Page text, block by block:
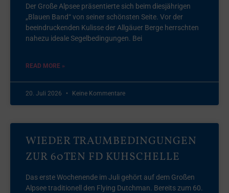
Der Große Alpsee präsentierte sich beim diesjährigen
„Blauen Band“ von seiner schönsten Seite. Vor der
beeindruckenden Kulisse der Allgäuer Berge herrschten
nahezu ideale Segelbedingungen. Bei
READ MORE »
20. Juli 2026 Keine Kommentare
WIEDER TRAUMBEDINGUNGEN
ZUR 60TEN FD KUHSCHELLE
Das erste Wochenende im Juli gehört auf dem Großen
Alpsee traditionell den Flying Dutchman. Bereits zum 60.